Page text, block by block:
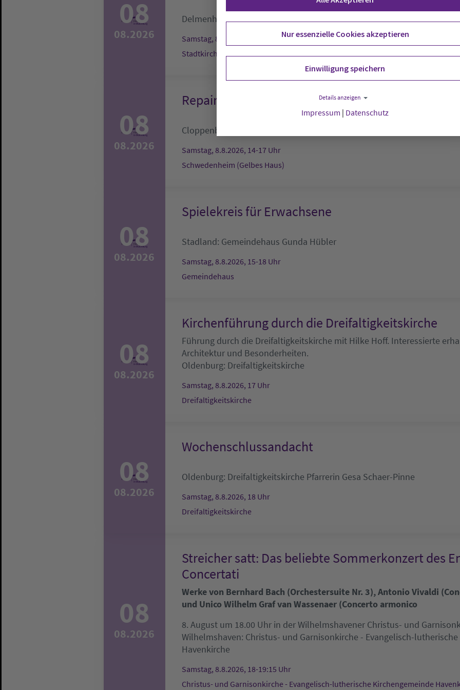
08
08.2026
Delmenhorst:
Samstag, 8.8.2026, 12-13 Uhr
Stadtkirche
08
08.2026
Repair-Café
Cloppenburg:
Samstag, 8.8.2026, 14-17 Uhr
Schwedenheim (Gelbes Haus)
08
08.2026
Spielekreis für Erwachsene
Stadland: Gemeindehaus Gunda Hübler
Samstag, 8.8.2026, 15-18 Uhr
Gemeindehaus
08
08.2026
Kirchenführung durch die Dreifaltigkeitskirche
Führung durch die Dreifaltigkeitskirche mit Hilke Hoff. Interessierte
Architektur und Besonderheiten.
Oldenburg: Dreifaltigkeitskirche
Samstag, 8.8.2026, 17 Uhr
Dreifaltigkeitskirche
08
08.2026
Wochenschlussandacht
Oldenburg: Dreifaltigkeitskirche Pfarrerin Gesa Schaer-Pinne
Samstag, 8.8.2026, 18 Uhr
Dreifaltigkeitskirche
08
08.2026
Streicher satt: Das beliebte Sommerkonzert des
Concertati
Werke von Bernhard Bach (Orchestersuite Nr. 3), Antonio Vivaldi
und Unico Wilhelm Graf van Wassenaer (Concerto armonico
8. August um 18.00 Uhr in der Wilhelmshavener Christus- und
Wilhelmshaven: Christus- und Garnisonkirche - Evangelisch-
Havenkirche
Samstag, 8.8.2026, 18-19:15 Uhr
Christus- und Garnisonkirche - Evangelisch-lutherische Kirchengemeinde
Nur essenzielle Cookies akzeptieren
Einwilligung speichern
Details anzeigen
Impressum | Datenschutz